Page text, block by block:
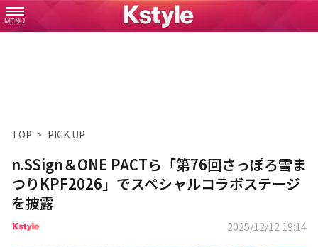
MENU
TOP PICK UP
n.SSign＆ONE PACTら「第76回さっぽろ雪ま
つりKPF2026」でスペシャルコラボステージ
を披露
2025/12/12 19:14